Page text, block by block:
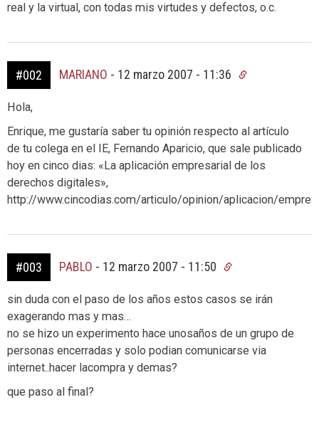
real y la virtual, con todas mis virtudes y defectos, o.c.
#002 MARIANO - 12 marzo 2007 - 11:36
Hola,
Enrique, me gustaría saber tu opinión respecto al artículo
de tu colega en el IE, Fernando Aparicio, que sale publicado
hoy en cinco dias: «La aplicación empresarial de los
derechos digitales»,
http://www.cincodias.com/articulo/opinion/aplicacion/
#003 PABLO - 12 marzo 2007 - 11:50
sin duda con el paso de los años estos casos se irán
exagerando mas y mas…
no se hizo un experimento hace unosaños de un grupo de
personas encerradas y solo podian comunicarse via
internet..hacer lacompra y demas?
que paso al final?